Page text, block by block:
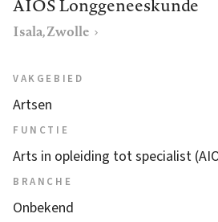
gaan
AIOS Longgeneeskunde
Isala, Zwolle
VAKGEBIED
Artsen
FUNCTIE
Arts in opleiding tot specialist
BRANCHE
Onbekend